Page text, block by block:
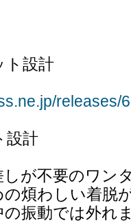
設計
releases/
設計
が不要のワン
煩わしい着脱
振動では外れ